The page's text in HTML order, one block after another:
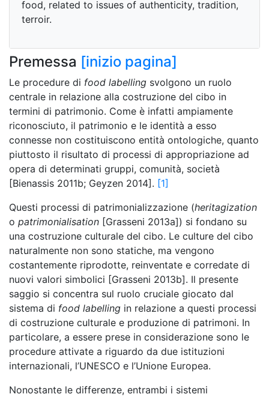
food, related to issues of authenticity, tradition,
terroir.
Premessa [inizio pagina]
Le procedure di food labelling svolgono un ruolo
centrale in relazione alla costruzione del cibo in
termini di patrimonio. Come è infatti ampiamente
riconosciuto, il patrimonio e le identità a esso
connesse non costituiscono entità ontologiche, quanto
piuttosto il risultato di processi di appropriazione ad
opera di determinati gruppi, comunità, società
[Bienassis 2011b; Geyzen 2014]. [1]
Questi processi di patrimonializzazione (heritagization
o patrimonialisation [Grasseni 2013a]) si fondano su
una costruzione culturale del cibo. Le culture del cibo
naturalmente non sono statiche, ma vengono
costantemente riprodotte, reinventate e corredate di
nuovi valori simbolici [Grasseni 2013b]. Il presente
saggio si concentra sul ruolo cruciale giocato dal
sistema di food labelling in relazione a questi processi
di costruzione culturale e produzione di patrimoni. In
particolare, a essere prese in considerazione sono le
procedure attivate a riguardo da due istituzioni
internazionali, l’UNESCO e l’Unione Europea.
Nonostante le differenze, entrambi i sistemi